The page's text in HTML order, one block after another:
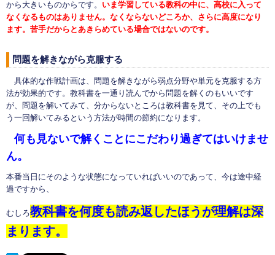
から大きいものからです。 いま学習している教科の中に、高校に入って
なくなるものはありません。なくならないどころか、さらに高度になり
ます。苦手だからとあきらめている場合ではないのです。
問題を解きながら克服する
具体的な作戦計画は、問題を解きながら弱点分野や単元を克服する方
法が効果的です。教科書を一通り読んでから問題を解くのもいいです
が、問題を解いてみて、分からないところは教科書を見て、その上でも
う一回解いてみるという方法が時間の節約になります。
何も見ないで解くことにこだわり過ぎてはいけませ
ん。
本番当日にそのような状態になっていればいいのであって、今は途中経
過ですから、
むしろ教科書を何度も読み返したほうが理解は深
まります。